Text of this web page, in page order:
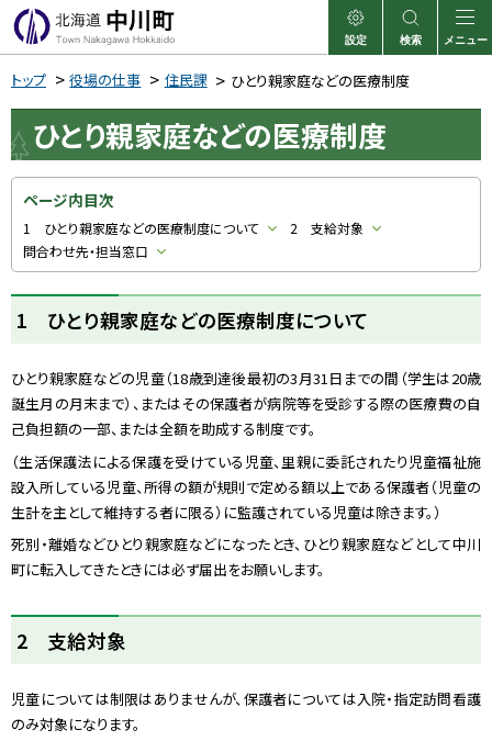
本
へ
メ
ニ
ュ
中川町 表示
設定
検索
サイト内検索
メニュー
トップ 役場の仕事 住民課 ひとり親家庭などの医療制度
ひとり親家庭などの医療制度
ページ内目次
1 ひとり親家庭などの医療制度について
2 支給対象
問合わせ先・担当窓口
1 ひとり親家庭などの医療制度について
ひとり親家庭などの児童（18歳到達後最初の3月31日までの間（学生は20歳
誕生月の月末まで）、またはその保護者が病院等を受診する際の医療費の自
己負担額の一部、または全額を助成する制度です。
（生活保護法による保護を受けている児童、里親に委託されたり児童福祉施
設入所している児童、所得の額が規則で定める額以上である保護者（児童の
生計を主として維持する者に限る）に監護されている児童は除きます。）
死別・離婚などひとり親家庭などになったとき、ひとり親家庭などとして中川
町に転入してきたときには必ず届出をお願いします。
ッ
に
戻
2 支給対象
児童については制限はありませんが、保護者については入院・指定訪問看護
のみ対象になります。